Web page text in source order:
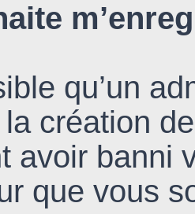
qu’un
création
avoir banni
que vous